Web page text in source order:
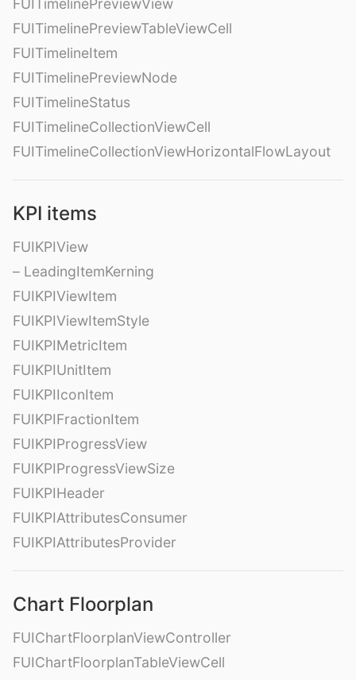
FUITimelinePreviewTableViewCell
FUITimelineItem
FUITimelinePreviewNode
FUITimelineStatus
FUITimelineCollectionViewCell
FUITimelineCollectionViewHorizontalFlowLayout
KPI items
FUIKPIView
– LeadingItemKerning
FUIKPIViewItem
FUIKPIViewItemStyle
FUIKPIMetricItem
FUIKPIUnitItem
FUIKPIIconItem
FUIKPIFractionItem
FUIKPIProgressView
FUIKPIProgressViewSize
FUIKPIHeader
FUIKPIAttributesConsumer
FUIKPIAttributesProvider
Chart Floorplan
FUIChartFloorplanViewController
FUIChartFloorplanTableViewCell